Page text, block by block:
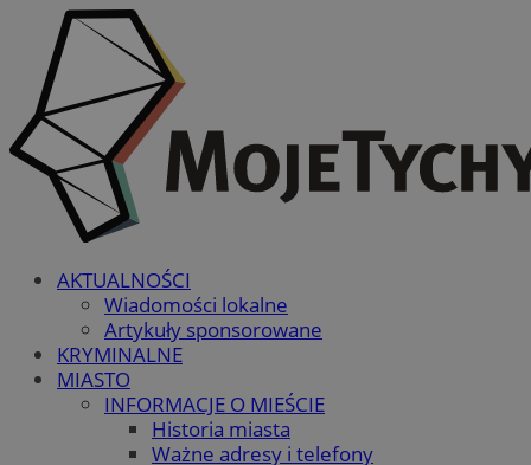
AKTUALNOŚCI
Wiadomości lokalne
Artykuły sponsorowane
KRYMINALNE
MIASTO
INFORMACJE O MIEŚCIE
Historia miasta
Ważne adresy i telefony